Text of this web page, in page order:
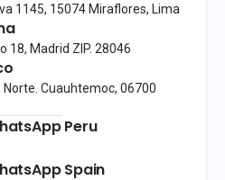
1145, 15074 Miraflores, Lima
18, Madrid ZIP. 28046
Cuauhtemoc, 06700
Peru
Spain